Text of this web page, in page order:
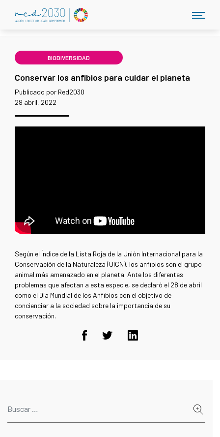
BIODIVERSIDAD
Conservar los anfibios para cuidar el planeta
Publicado por Red2030
29 abril, 2022
Según el Índice de la Lista Roja de la Unión Internacional para la
Conservación de la Naturaleza (UICN), los anfibios son el grupo
animal más amenazado en el planeta. Ante los diferentes
problemas que afectan a esta especie, se declaró el 28 de abril
como el Día Mundial de los Anfibios con el objetivo de
concienciar a la sociedad sobre la importancia de su
conservación.